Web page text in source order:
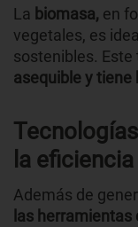
La biomasa, en
vegetales, es
sostenibles. Este
asequible y tiene
la eficiencia
Además de
las